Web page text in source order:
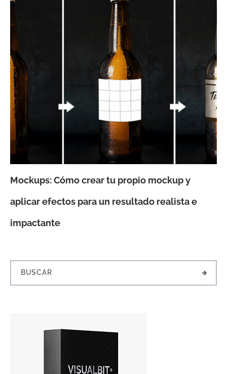
Mockups: Cómo crear tu propio mockup y
aplicar efectos para un resultado realista e
impactante